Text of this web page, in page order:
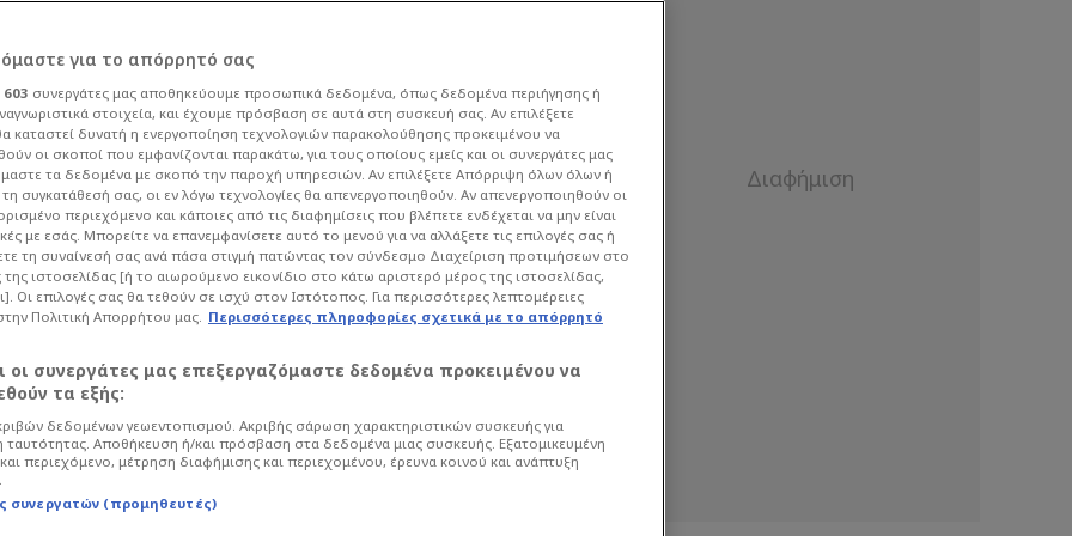
ΣΕΒ
90+3'
90+2'
Κίτρινη κάρτα
Renato Veiga
86'
Αλλαγή εκτός
Djibril Sow
86'
Αλλαγή εντός
Nemanja Gudelj
86' Akor Adams
86'
Αλλαγή εντός
Andres Gallo Lopez
για το απόρρητό σας
603 συνεργάτες μας αποθηκεύουμε προσωπικά δεδομένα, όπως δεδομένα περιήγησης ή
στοιχεία, και έχουμε πρόσβαση σε αυτά στη συσκευή σας. Αν επιλέξετε
καταστεί δυνατή η ενεργοποίηση τεχνολογιών παρακολούθησης προκειμένου να
οι σκοποί που εμφανίζονται παρακάτω, για τους οποίους εμείς και οι συνεργάτες μας
τα δεδομένα με σκοπό την παροχή υπηρεσιών. Αν επιλέξετε Απόρριψη όλων όλων ή
συγκατάθεσή σας, οι εν λόγω τεχνολογίες θα απενεργοποιηθούν. Αν απενεργοποιηθούν οι
περιεχόμενο και κάποιες από τις διαφημίσεις που βλέπετε ενδέχεται να μην είναι
με εσάς. Μπορείτε να επανεμφανίσετε αυτό το μενού για να αλλάξετε τις επιλογές σας ή
τη συναίνεσή σας ανά πάσα στιγμή πατώντας τον σύνδεσμο Διαχείριση προτιμήσεων στο
ιστοσελίδας [ή το αιωρούμενο εικονίδιο στο κάτω αριστερό μέρος της ιστοσελίδας,
Οι επιλογές σας θα τεθούν σε ισχύ στον Ιστότοπος. Για περισσότερες λεπτομέρειες
Πολιτική Απορρήτου μας. Περισσότερες πληροφορίες σχετικά με το απόρρητό
οι συνεργάτες μας επεξεργαζόμαστε δεδομένα προκειμένου να
τα εξής:
δεδομένων γεωεντοπισμού. Ακριβής σάρωση χαρακτηριστικών συσκευής για
ταυτότητας. Αποθήκευση ή/και πρόσβαση στα δεδομένα μιας συσκευής. Εξατομικευμένη
περιεχόμενο, μέτρηση διαφήμισης και περιεχομένου, έρευνα κοινού και ανάπτυξη
συνεργατών (προμηθευτές)